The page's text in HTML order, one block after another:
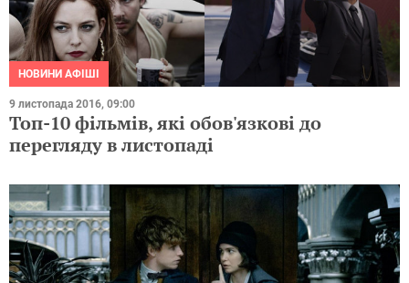
НОВИНИ АФІШІ
9 листопада 2016, 09:00
Топ-10 фільмів, які обов'язкові до
перегляду в листопаді